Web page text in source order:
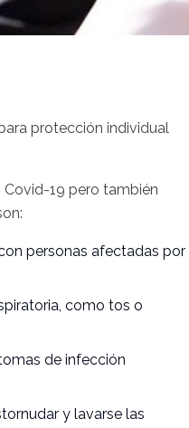
protección individual
Covid-19 pero también
personas afectadas por
como tos o
de infección
y lavarse las